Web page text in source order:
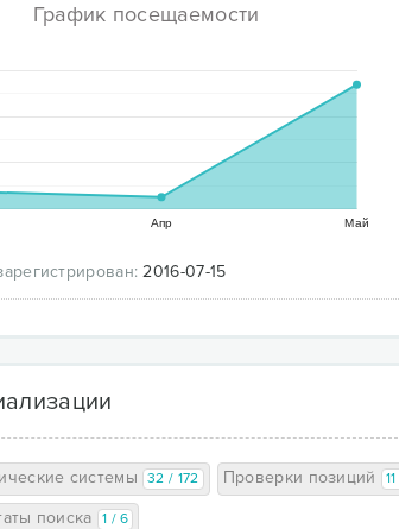
График посещаемости
Апр Май
2016-07-15
системы 32 / 172 Проверки позиций
поиска 1 / 6